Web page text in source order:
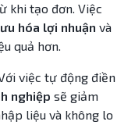
khi tạo đơn. Việc
hóa lợi nhuận và
quả hơn.
việc tự động điền
nghiệp sẽ giảm
liệu và không lo